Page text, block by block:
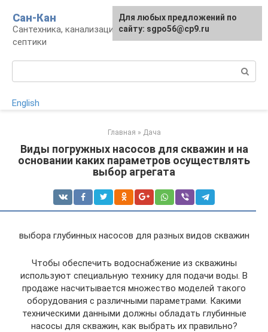
контенту
Сан-Кан
Сантехника, канализация, водопровод,
септики
English
Главная » Дача
Виды погружных насосов для скважин и на
основании каких параметров осуществлять
выбор агрегата
выбора глубинных насосов для разных видов скважин
Чтобы обеспечить водоснабжение из скважины
используют специальную технику для подачи воды. В
продаже насчитывается множество моделей такого
оборудования с различными параметрами. Какими
техническими данными должны обладать глубинные
насосы для скважин, как выбрать их правильно?
Для любых предложений по
сайту: sgpo56@cp9.ru